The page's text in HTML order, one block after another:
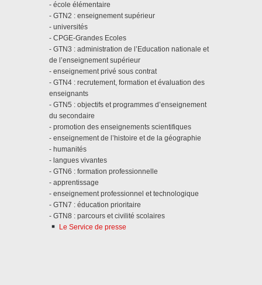
- école élémentaire
- GTN2 : enseignement supérieur
- universités
- CPGE-Grandes Ecoles
- GTN3 : administration de l’Education nationale et
de l’enseignement supérieur
- enseignement privé sous contrat
- GTN4 : recrutement, formation et évaluation des
enseignants
- GTN5 : objectifs et programmes d’enseignement
du secondaire
- promotion des enseignements scientifiques
- enseignement de l’histoire et de la géographie
- humanités
- langues vivantes
- GTN6 : formation professionnelle
- apprentissage
- enseignement professionnel et technologique
- GTN7 : éducation prioritaire
- GTN8 : parcours et civilité scolaires
Le Service de presse